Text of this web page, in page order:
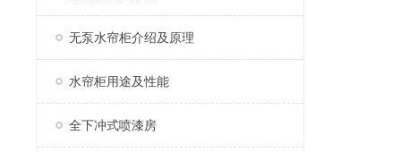
无泵水帘柜介绍及原理
水帘柜用途及性能
全下冲式喷漆房